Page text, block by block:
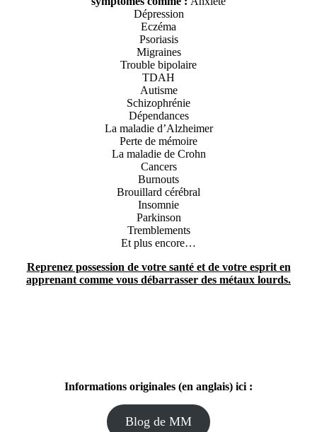
Dépression
Eczéma
Psoriasis
Migraines
Trouble bipolaire
TDAH
Autisme
Schizophrénie
Dépendances
La maladie d’Alzheimer
Perte de mémoire
La maladie de Crohn
Cancers
Burnouts
Brouillard cérébral
Insomnie
Parkinson
Tremblements
Et plus encore…
Reprenez possession de votre santé et de votre esprit en
apprenant comme vous débarrasser des métaux lourds.
Informations originales (en anglais) ici :
Blog de MM